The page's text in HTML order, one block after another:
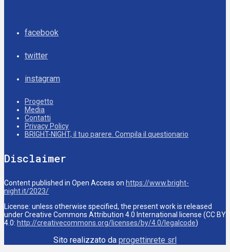
facebook
twitter
instagram
Progetto
Media
Contatti
Privacy Policy
BRIGHT-NIGHT, il tuo parere. Compila il questionario
Disclaimer
Content published in Open Access on https://www.bright-
night.it/2023/
License: unless otherwise specified, the present work is released
under Creative Commons Attribution 4.0 International license (CC BY
4.0: http://creativecommons.org/licenses/by/4.0/legalcode)
Sito realizzato da progettinrete srl